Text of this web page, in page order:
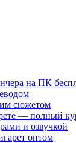
на ПК
сюжетом
— полный
и озвучкой
оптом